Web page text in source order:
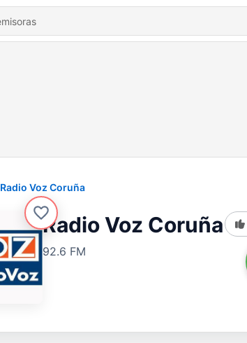
Radio Voz Coruña
Radio Voz Coruña
92.6 FM